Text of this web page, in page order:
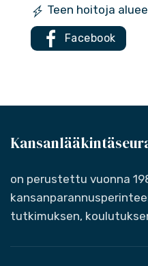
Teen hoitoja
Facebook
on perustettu vuonna
tutkimuksen,